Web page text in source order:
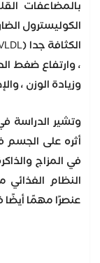
بالمضاعفات
الكوليسترول
، وارتفاع ضغط
وزيادة الوزن ،
وتشير الدراسة
أثره على الجسم
في المزاج
النظام
عنصرًا مهمًا أيضًا